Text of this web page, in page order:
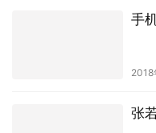
手
2018
张